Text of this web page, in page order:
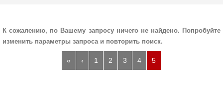
К сожалению, по Вашему запросу ничего не найдено. Попробуйте
изменить параметры запроса и повторить поиск.
« ‹ 1 2 3 4 5